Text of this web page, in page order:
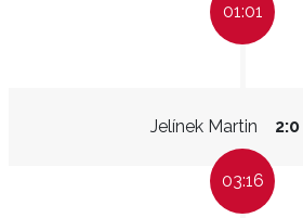
01:01
Jelínek Martin 2:0
03:16